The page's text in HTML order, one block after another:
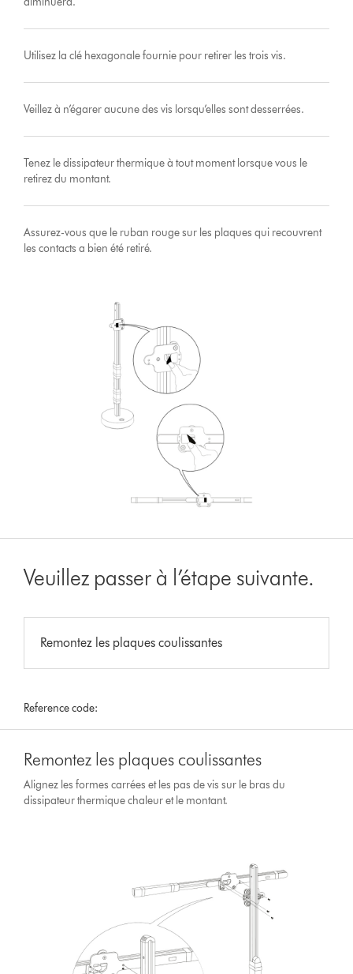
Utilisez la clé hexagonale fournie pour retirer les trois vis.
Veillez à n’égarer aucune des vis lorsqu’elles sont desserrées.
Tenez le dissipateur thermique à tout moment lorsque vous le
retirez du montant.
Assurez-vous que le ruban rouge sur les plaques qui recouvrent
les contacts a bien été retiré.
Veuillez passer à l’étape suivante.
Remontez les plaques coulissantes
Reference code:
Remontez les plaques coulissantes
Alignez les formes carrées et les pas de vis sur le bras du
dissipateur thermique chaleur et le montant.